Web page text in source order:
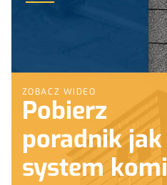
ZOBACZ WIDEO
Pobierz
poradnik
system